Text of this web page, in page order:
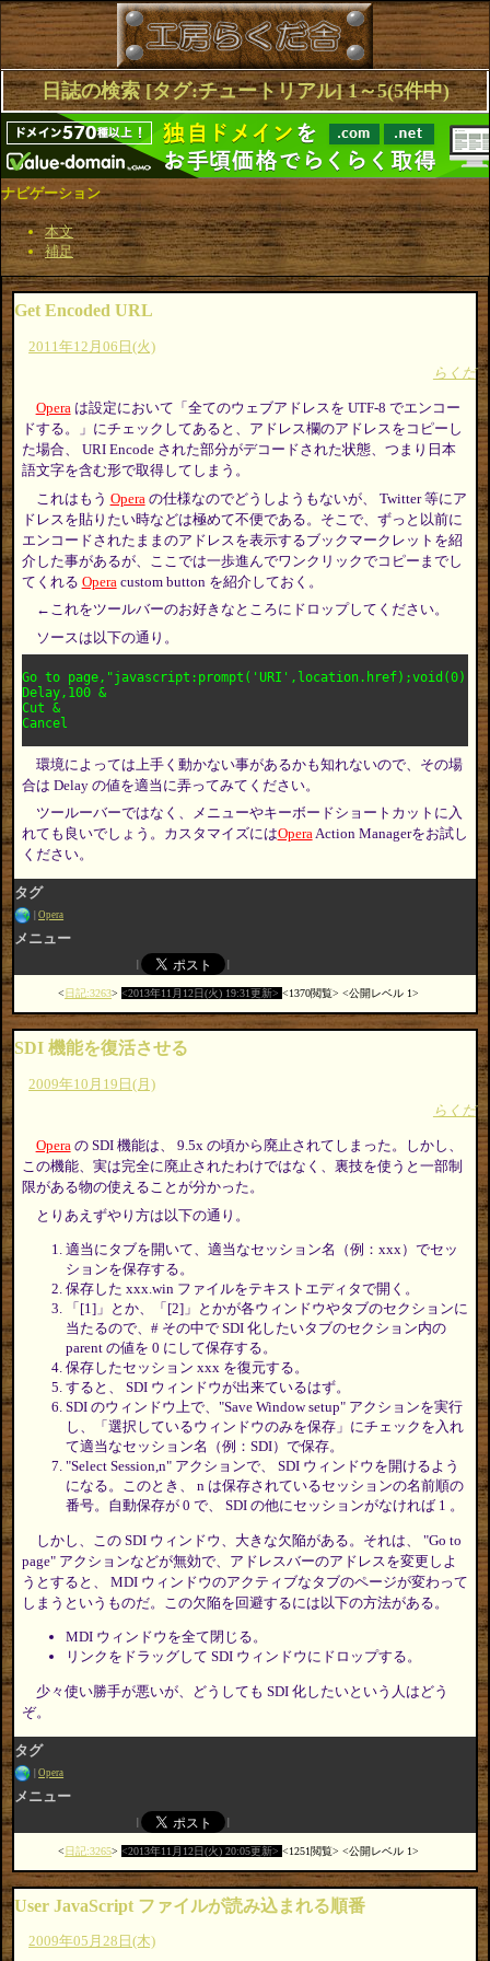
日誌の検索 [タグ:チュートリアル] 1～5(5件中)
ナビゲーション
本文
補足
Get Encoded URL
2011年12月06日(火)
らくだ
Operaは設定において「全てのウェブアドレスを UTF-8 でエンコー
ドする。」にチェックしてあると、アドレス欄のアドレスをコピーし
た場合、 URI Encode された部分がデコードされた状態、つまり日本
語文字を含む形で取得してしまう。
これはもう Opera の仕様なのでどうしようもないが、 Twitter 等にア
ドレスを貼りたい時などは極めて不便である。そこで、ずっと以前に
エンコードされたままのアドレスを表示するブックマークレットを紹
介した事があるが、ここでは一歩進んでワンクリックでコピーまでし
てくれる Opera custom button を紹介しておく。
←これをツールバーのお好きなところにドロップしてください。
ソースは以下の通り。
Go to
Delay,100 &
Cut &
環境によっては上手く動かない事があるかも知れないので、その場
合は Delay の値を適当に弄ってみてください。
ツールーバーではなく、メニューやキーボードショートカットに入
れても良いでしょう。カスタマイズにはOperaAction Managerをお試し
ください。
タグ
Opera
メニュー
日記:3263 2013年11月12日(火) 19:31更新 1370閲覧 公開レベル 1
SDI 機能を復活させる
2009年10月19日(月)
らくだ
Operaの SDI 機能は、 9.5x の頃から廃止されてしまった。しかし、
この機能、実は完全に廃止されたわけではなく、裏技を使うと一部制
限がある物の使えることが分かった。
とりあえずやり方は以下の通り。
適当にタブを開いて、適当なセッション名（例：xxx）でセッ
ションを保存する。
保存した xxx.win ファイルをテキストエディタで開く。
「[1]」とか、「[2]」とかが各ウィンドウやタブのセクションに
当たるので、# その中で SDI 化したいタブのセクション内の
parent の値を 0 にして保存する。
保存したセッション xxx を復元する。
すると、 SDI ウィンドウが出来ているはず。
SDI のウィンドウ上で、"Save Window setup" アクションを実行
し、「選択しているウィンドウのみを保存」にチェックを入れ
て適当なセッション名（例：SDI）で保存。
"Select Session,n" アクションで、 SDI ウィンドウを開けるよう
になる。このとき、 n は保存されているセッションの名前順の
番号。自動保存が 0 で、 SDI の他にセッションがなければ 1 。
しかし、この SDI ウィンドウ、大きな欠陥がある。それは、 "Go to
page" アクションなどが無効で、アドレスバーのアドレスを変更しよ
うとすると、 MDI ウィンドウのアクティブなタブのページが変わって
しまうというものだ。この欠陥を回避するには以下の方法がある。
MDI ウィンドウを全て閉じる。
リンクをドラッグして SDI ウィンドウにドロップする。
少々使い勝手が悪いが、どうしても SDI 化したいという人はどう
ぞ。
タグ
Opera
メニュー
日記:3265 2013年11月12日(火) 20:05更新 1251閲覧 公開レベル 1
User JavaScript ファイルが読み込まれる順番
2009年05月28日(木)